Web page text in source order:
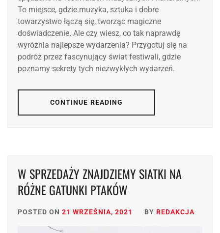
To miejsce, gdzie muzyka, sztuka i dobre
towarzystwo łączą się, tworząc magiczne
doświadczenie. Ale czy wiesz, co tak naprawdę
wyróżnia najlepsze wydarzenia? Przygotuj się na
podróż przez fascynujący świat festiwali, gdzie
poznamy sekrety tych niezwykłych wydarzeń.
CONTINUE READING
W SPRZEDAŻY ZNAJDZIEMY SIATKI NA
RÓŻNE GATUNKI PTAKÓW
POSTED ON 21 WRZEŚNIA, 2021 BY REDAKCJA